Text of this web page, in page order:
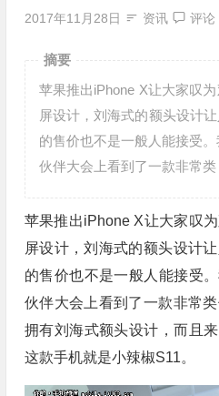
2017年11月28日 资讯 评论
摘要
苹果推出iPhone X让大家叹
屏设计，刘海式的额头设计
的售价也不是一般人能接受
伙伴大会上看到了一款非常类
苹果推出iPhone X让大家叹
屏设计，刘海式的额头设计
的售价也不是一般人能接受
伙伴大会上看到了一款非常
拥有刘海式额头设计，而且
这款手机就是小辣椒S11。